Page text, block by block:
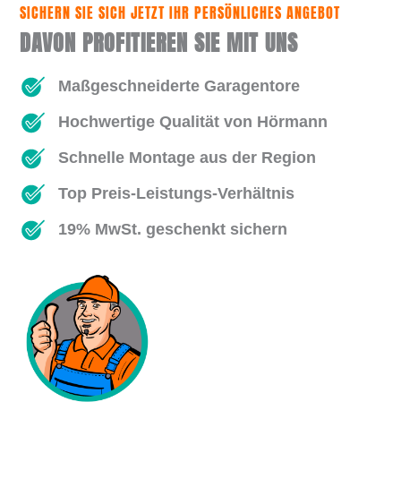
SICHERN SIE SICH JETZT IHR PERSÖNLICHES ANGEBOT
DAVON PROFITIEREN SIE MIT UNS
Maßgeschneiderte Garagentore
Hochwertige Qualität von Hörmann
Schnelle Montage aus der Region
Top Preis-Leistungs-Verhältnis
19% MwSt. geschenkt sichern